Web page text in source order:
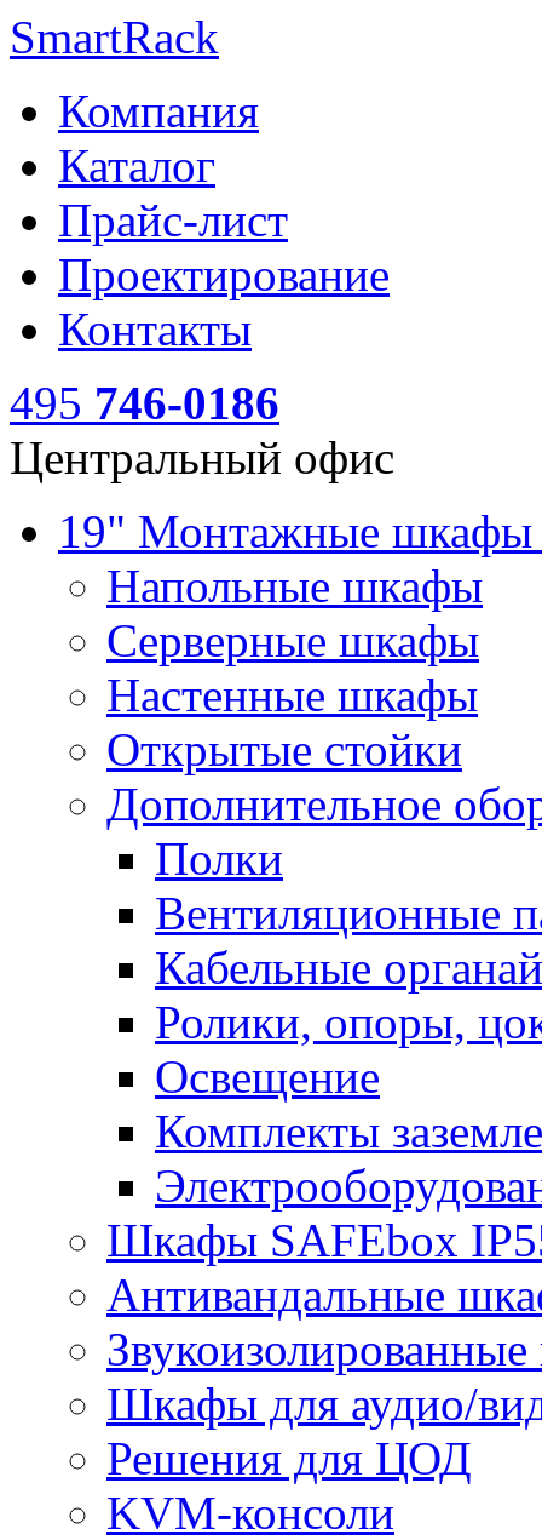
SmartRack
Компания
Каталог
Прайс-лист
Проектирование
Контакты
495 746-0186
Центральный офис
19" Монтажные
Напольные шкафы
Серверные шкафы
Настенные шкафы
Открытые стойки
Дополнительное
Полки
Вентиляционные
Кабельные
Ролики, опоры,
Освещение
Комплекты
Шкафы SAFEbox
Антивандальные
Шкафы для аудио/
Решения для ЦОД
KVM-консоли